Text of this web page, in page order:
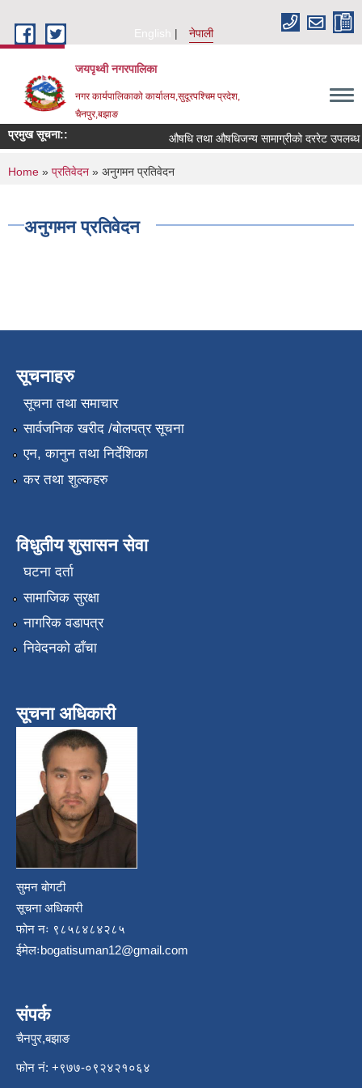
English
नेपाली
जयपृथ्वी नगरपालिका
नगर कार्यपालिकाको कार्यालय,सुदूरपश्चिम प्रदेश,
चैनपुर,बझाङ
प्रमुख सूचना:: औषधि तथा औषधिजन्य सामाग्रीको दररेट उपलब्ध
You are here
Home » प्रतिवेदन » अनुगमन प्रतिवेदन
अनुगमन प्रतिवेदन
सूचनाहरु
सूचना तथा समाचार
सार्वजनिक खरीद /बोलपत्र सूचना
एन, कानुन तथा निर्देशिका
कर तथा शुल्कहरु
विधुतीय शुसासन सेवा
घटना दर्ता
सामाजिक सुरक्षा
नागरिक वडापत्र
निवेदनको ढाँचा
सूचना अधिकारी
सुमन बोगटी
सूचना अधिकारी
फोन नः ९८५८४८४२८५
ईमेलःbogatisuman12@gmail.com
संपर्क
चैनपुर,बझाङ
फोन नं: ‍‌+९७७-०९२४२१०६४